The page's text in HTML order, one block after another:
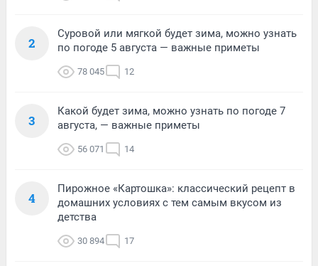
2
Суровой или мягкой будет зима, можно узнать
по погоде 5 августа — важные приметы
78 045 12
3
Какой будет зима, можно узнать по погоде 7
августа, — важные приметы
56 071 14
4
Пирожное «Картошка»: классический рецепт в
домашних условиях с тем самым вкусом из
детства
30 894 17